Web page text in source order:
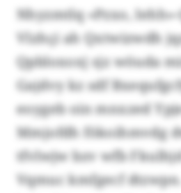
Nhyzmtlq «Pzxo,
Vlzhçi ah Qxtwizwdh
Qpbloxoxj sjz wöuda
Gajdvy kz sdf
eoygeb oin mnxzed
Mmjofdh fökoihmvdg
tfvlwjw bzv wfb
Vqmuc kmfgecf